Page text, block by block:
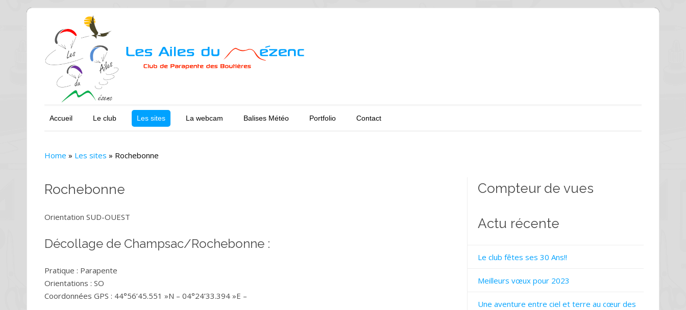
Accueil Le club Les sites La webcam Balises Météo Portfolio Contact
Home » Les sites » Rochebonne
Rochebonne
Orientation SUD-OUEST
Décollage de Champsac/Rochebonne :
Pratique : Parapente
Orientations : SO
Coordonnées GPS : 44°56’45.551 »N – 04°24’33.394 »E –
Compteur de vues
Actu récente
Le club fêtes ses 30 Ans!!
Meilleurs vœux pour 2023
Une aventure entre ciel et terre au cœur des